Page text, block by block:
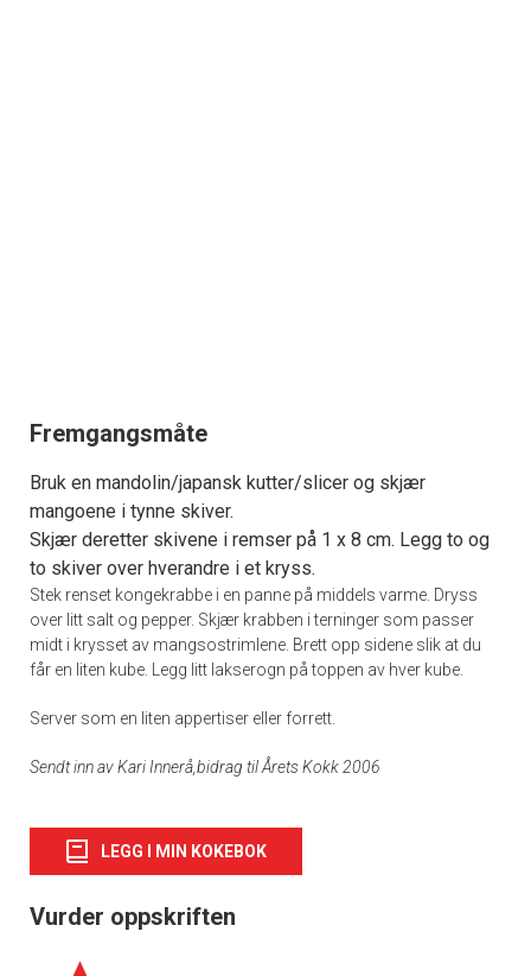
Fremgangsmåte
Bruk en mandolin/japansk kutter/slicer og skjær
mangoene i tynne skiver.
Skjær deretter skivene i remser på 1 x 8 cm. Legg to og
to skiver over hverandre i et kryss.
Stek renset kongekrabbe i en panne på middels varme. Dryss
over litt salt og pepper. Skjær krabben i terninger som passer
midt i krysset av mangsostrimlene. Brett opp sidene slik at du
får en liten kube. Legg litt lakserogn på toppen av hver kube.
Server som en liten appertiser eller forrett.
Sendt inn av Kari Innerå,bidrag til Årets Kokk 2006
LEGG I MIN KOKEBOK
Vurder oppskriften